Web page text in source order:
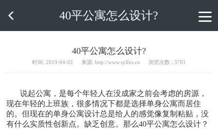
 40平公寓怎么设计?
40平公寓怎么设计?
时间: 2019-04-02 来源: http://www.sylfzs.cn 浏览次数 : 3701
说起公寓，是每个年轻人在没成家之前会考虑的房源，
现在年轻的上班族，很多情况下都是选择单身公寓而居住
的。但现在的单身公寓设计总是给人的感觉像复制粘贴，没
有什么实质性创新点。缺乏创意。那么40平公寓怎么设计？